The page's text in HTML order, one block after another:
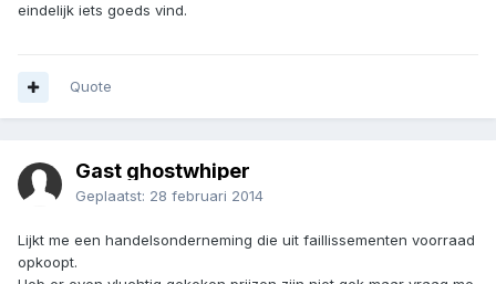
eindelijk iets goeds vind.
Quote
Gast ghostwhiper
Geplaatst: 28 februari 2014
Lijkt me een handelsonderneming die uit faillissementen voorraad
opkoopt.